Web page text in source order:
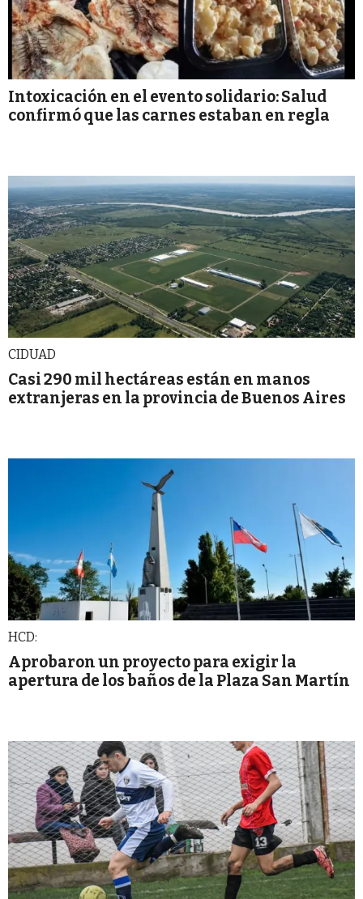
Intoxicación en el evento solidario: Salud
confirmó que las carnes estaban en regla
CIDUAD
Casi 290 mil hectáreas están en manos
extranjeras en la provincia de Buenos Aires
HCD:
Aprobaron un proyecto para exigir la
apertura de los baños de la Plaza San Martín